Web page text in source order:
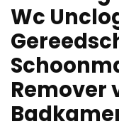
Wc
Remover